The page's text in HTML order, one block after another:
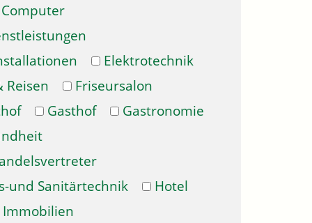
Computer
Elektrotechnik
Reisen
Friseursalon
Gasthof
Gastronomie
und Sanitärtechnik
Hotel
Immobilien